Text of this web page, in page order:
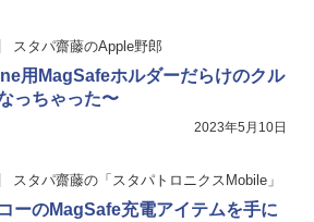
スタパ齋藤のApple野郎
用MagSafeホルダーだらけのクル
っちゃった〜
2023年5月10日
スタパ齋藤の「スタパトロニクスMobile」
ーのMagSafe充電アイテムを手に